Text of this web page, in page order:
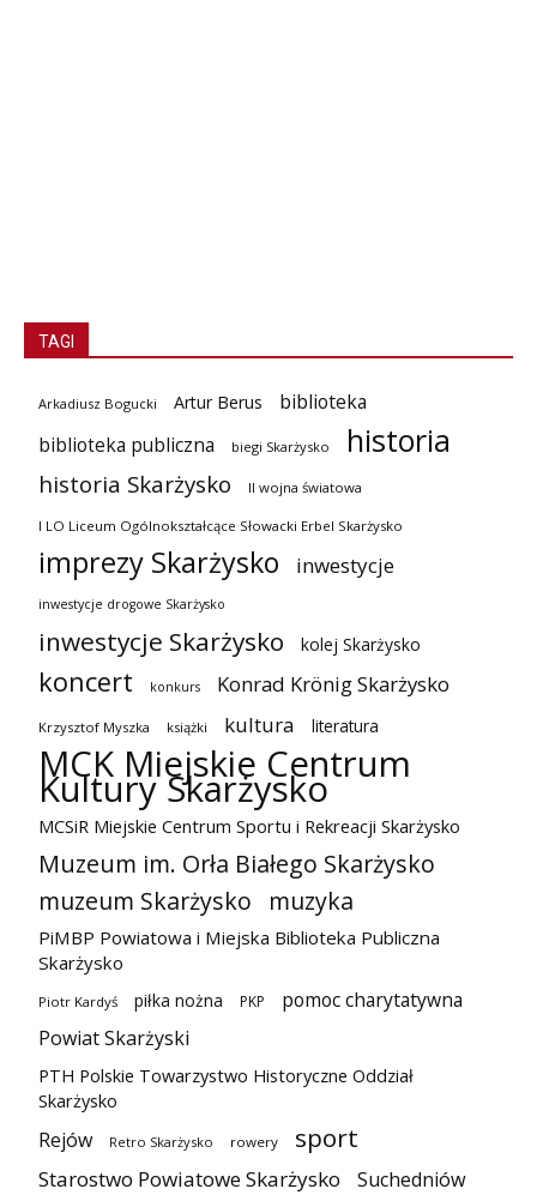
TAGI
Arkadiusz Bogucki Artur Berus
biblioteka
biblioteka publiczna
biegi Skarżysko historia
historia Skarżysko II wojna światowa
I LO Liceum Ogólnokształcące Słowacki Erbel Skarżysko
imprezy Skarżysko inwestycje
inwestycje drogowe Skarżysko
inwestycje Skarżysko kolej Skarżysko
koncert konkurs Konrad Krönig Skarżysko
Krzysztof Myszka książki kultura literatura
MCK Miejskie Centrum
Kultury Skarżysko
MCSiR Miejskie Centrum Sportu i Rekreacji Skarżysko
Muzeum im. Orła Białego Skarżysko
muzeum Skarżysko
muzyka
PiMBP Powiatowa i Miejska Biblioteka Publiczna
Skarżysko
Piotr Kardyś piłka nożna PKP
pomoc charytatywna
Powiat Skarżyski
PTH Polskie Towarzystwo Historyczne Oddział
Skarżysko
Rejów Retro Skarżysko rowery sport
Starostwo Powiatowe Skarżysko Suchedniów